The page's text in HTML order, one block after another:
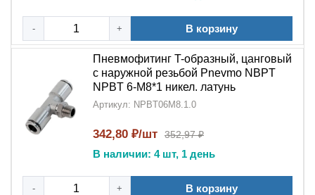
- + В корзину
Пневмофитинг T-образный, цанговый
с наружной резьбой Pnevmo NBPT
NPBT 6-M8*1 никел. латунь
Артикул: NPBT06M8.1.0
342,80 ₽/шт 352,97 ₽
В наличии: 4 шт, 1 день
- + В корзину